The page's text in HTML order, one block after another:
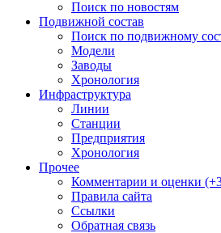
Поиск по новостям
Подвижной состав
Поиск по подвижному
Модели
Заводы
Хронология
Инфраструктура
Линии
Станции
Предприятия
Хронология
Прочее
Комментарии и оценки
Правила сайта
Ссылки
Обратная связь